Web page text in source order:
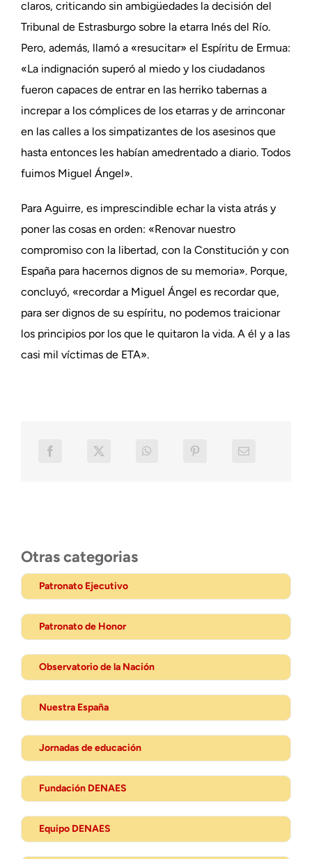
claros, criticando sin ambigüedades la decisión del
Tribunal de Estrasburgo sobre la etarra Inés del Río.
Pero, además, llamó a «resucitar» el Espíritu de Ermua:
«La indignación superó al miedo y los ciudadanos
fueron capaces de entrar en las herriko tabernas a
increpar a los cómplices de los etarras y de arrinconar
en las calles a los simpatizantes de los asesinos que
hasta entonces les habían amedrentado a diario. Todos
fuimos Miguel Ángel».
Para Aguirre, es imprescindible echar la vista atrás y
poner las cosas en orden: «Renovar nuestro
compromiso con la libertad, con la Constitución y con
España para hacernos dignos de su memoria». Porque,
concluyó, «recordar a Miguel Ángel es recordar que,
para ser dignos de su espíritu, no podemos traicionar
los principios por los que le quitaron la vida. A él y a las
casi mil víctimas de ETA».
Otras categorias
Patronato Ejecutivo
Patronato de Honor
Observatorio de la Nación
Nuestra España
Jornadas de educación
Fundación DENAES
Equipo DENAES